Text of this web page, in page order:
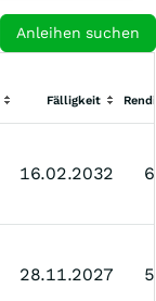
Fälligkeit
16.02.2032
28.11.2027